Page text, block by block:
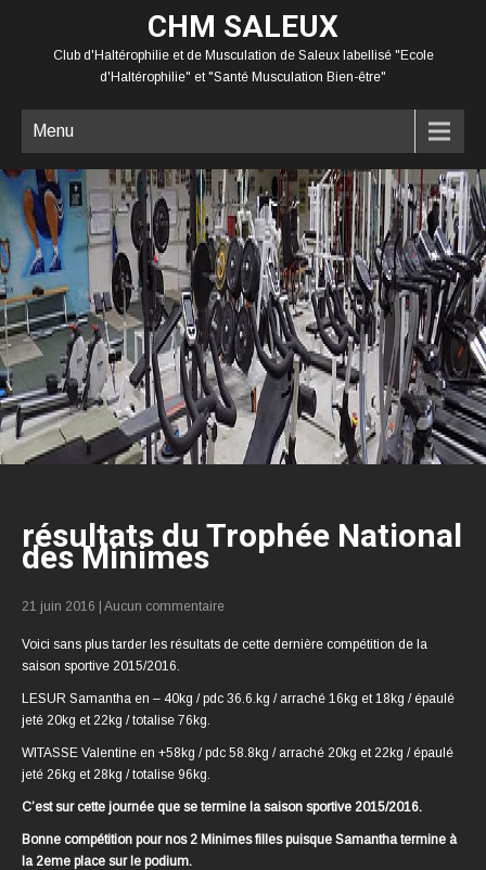
CHM SALEUX
Club d'Haltérophilie et de Musculation de Saleux labellisé "Ecole
d'Haltérophilie" et "Santé Musculation Bien-être"
Menu
résultats du Trophée National
des Minimes
21 juin 2016 Aucun commentaire
Voici sans plus tarder les résultats de cette dernière compétition de la
saison sportive 2015/2016.
LESUR Samantha en – 40kg / pdc 36.6.kg / arraché 16kg et 18kg / épaulé
jeté 20kg et 22kg / totalise 76kg.
WITASSE Valentine en +58kg / pdc 58.8kg / arraché 20kg et 22kg / épaulé
jeté 26kg et 28kg / totalise 96kg.
C’est sur cette journée que se termine la saison sportive 2015/2016.
Bonne compétition pour nos 2 Minimes filles puisque Samantha termine à
la 2eme place sur le podium.